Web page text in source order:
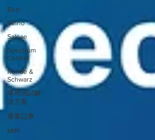
Bird
Binho
Saleae
Spectrum
Control
Rohde &
Schwarz
車用測試解
決方案
重要記事
MIPI